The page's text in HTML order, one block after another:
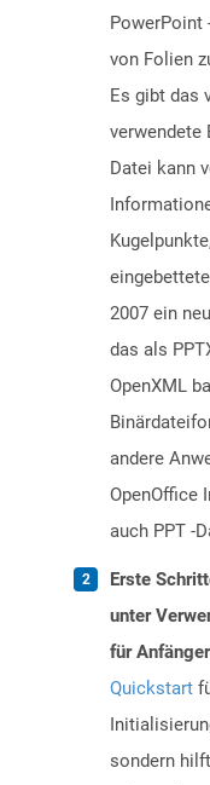
PowerPoint
von Folien
Es gibt das
verwendete
Datei kann
2007 ein
das als
OpenXML
andere
OpenOffice
auch PPT -
Erste
unter
für Anfänger
Quickstart
sondern